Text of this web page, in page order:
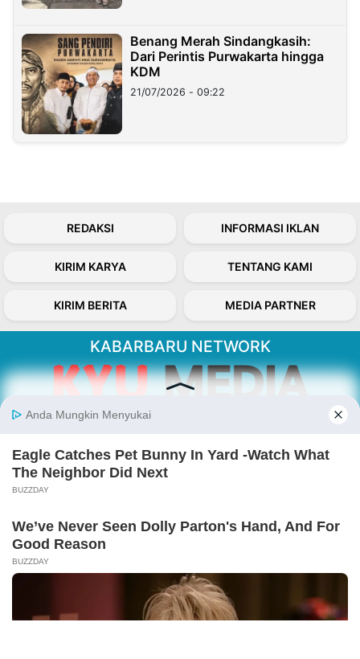
Benang Merah Sindangkasih:
Dari Perintis Purwakarta hingga
KDM
21/07/2026 - 09:22
REDAKSI INFORMASI IKLAN
KIRIM KARYA TENTANG KAMI
KIRIM BERITA MEDIA PARTNER
KABARBARU NETWORK
Kabarbaru.co menyajikan berita aktual dan
Follow Kabarbaru